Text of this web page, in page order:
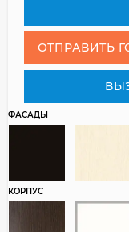
ОТПРАВИТЬ
ФАСАДЫ
КОРПУС